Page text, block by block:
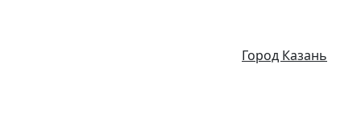
Город Казань